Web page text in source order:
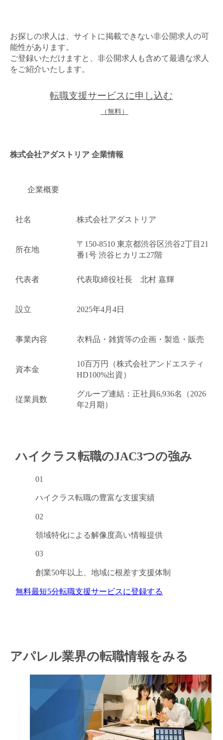
自動車・部品
化学
エネルギー・プラント
医療・介護・福祉
（ご経験職種を選択）
お探しの求人は、サイトに掲載できない非公開求人の可
能性があります。
ご登録いただけますと、非公開求人も含めて最適な求人
をご紹介いたします。
転職支援サービスに申し込む
（無料）
株式会社アダストリア 企業情報
企業概要
社名 株式会社アダストリア
所在地
〒150-8510 東京都渋谷区渋谷2丁目21
番1号 渋谷ヒカリエ27階
代表者 代表取締役社長 北村 嘉輝
設立 2025年4月4日
事業内容 衣料品・雑貨等の企画・製造・販売
資本金
10百万円（株式会社アンドエスティ
HD100%出資）
従業員数
グループ連結：正社員6,936名（2026
年2月期）
ハイクラス転職のJAC3つの強み
01
ハイクラス転職の豊富な支援実績
02
領域特化による解像度高い情報提供
03
創業50年以上、地域に根差す支援体制
無料最短5分転職支援サービスに登録する
アパレル業界の転職情報をみる